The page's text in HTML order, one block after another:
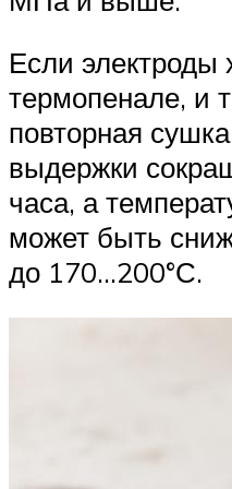
Если электроды
термопенале, и
повторная
выдержки
часа, а
может быть
до 170…200°С.